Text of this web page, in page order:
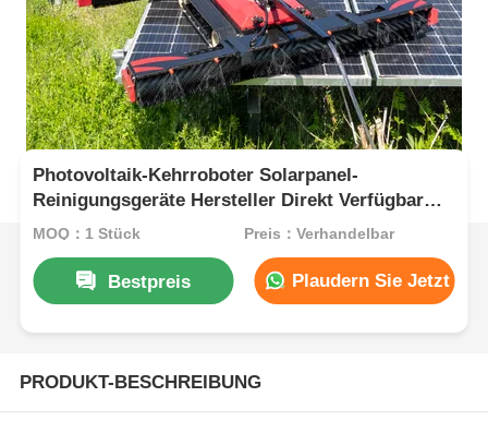
Photovoltaik-Kehrroboter Solarpanel-
Reinigungsgeräte Hersteller Direkt Verfügbar
Optional
MOQ：1 Stück Preis：Verhandelbar
Bestpreis Plaudern Sie Jetzt
PRODUKT-BESCHREIBUNG